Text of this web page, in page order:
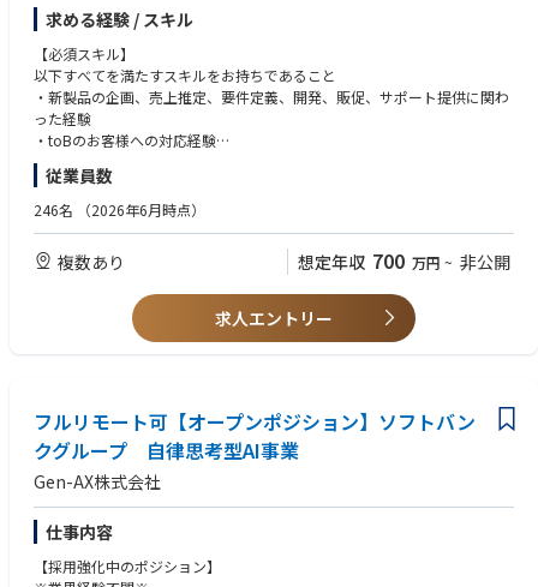
抱えるカスタマーサポートの世界において、革命をもたらす注目のSaaSこ
そがHelpfeelです。
現在は業界を問わず様々なトップブランド約600サイト以上に導入されて
います。
(※1)特許番号第7112155号、第7112156号
2023年には合計20億円の資金調達を達成し、シリーズDというラウンドで
ングです。
今後さらなる事業拡大に向け優秀な人材の採用に力を入れています。
事業成長を支えるための組織拡大に伴って、プロダクトマーケティングマ
ネージャーはビジネスと技術を横断を強化すべく新設された専任ポジショ
ンです。
プロダクトマーケティングマネージャーの役割は特に、FAQ SaaS 「Helpf
eel」に関わっていただきます。エンジニアリングに関わるプロダクトマネ
＜主な役割＞
・Helpfeelに関わる新規機能・製品の立ち上げ
・プロダクトやサービスに関わる横断性の高い業務
・大きな売上達成や戦略推進に関わるが、いずれの事業部にも分類するの
が難しい業務
＜具体的な業務例＞
・研究開発中のプロダクトの顧客説明/デモ提供/サポート
求める経験 / スキル
【必須スキル】
以下すべてを満たすスキルをお持ちであること
・新製品の企画、売上推定、要件定義、開発、販促、サポート提供に関わ
った経験
・toBのお客様への対応経験
・IT/Webに関わる知識や経験
・社内外のステークホルダーとの複雑な調整の経験
・機能を正しく顧客や社内に理解してもらい、利用してもらうための説明
【歓迎スキル】
・料金の設計や分析運用に関わる経験
・何らかのプログラミング言語のコーディング経験
・ナレッジ管理に用いられるサードパーティー製品の知識（Wordpress, Z
SE
ITコンサルタント
PdM（プロダクトマネージャー）
PMM（プロダクトマーケティングマネージャー）
プリセールスやセールスエンジニア
テクニカルサポートやサポートエンジニア
Webエンジニア
カスタマーサクセス
従業員数
246名 （2026年6月時点）
複数あり 想定年収 700 万円 ~ 非公開
求人エントリー
フルリモート可【オープンポジション】ソフトバン
クグループ 自律思考型AI事業
Gen-AX株式会社
仕事内容
【採用強化中のポジション】